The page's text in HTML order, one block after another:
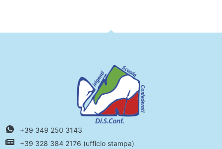
+39 349 250 3143
+39 328 384 2176 (ufficio stampa)